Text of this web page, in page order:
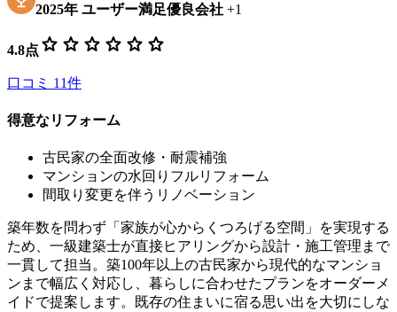
2025年 ユーザー満足優良会社 +1
4.8点 star star star star star star
口コミ 11件
得意なリフォーム
古民家の全面改修・耐震補強
マンションの水回りフルリフォーム
間取り変更を伴うリノベーション
築年数を問わず「家族が心からくつろげる空間」を実現する
ため、一級建築士が直接ヒアリングから設計・施工管理まで
一貫して担当。築100年以上の古民家から現代的なマンショ
ンまで幅広く対応し、暮らしに合わせたプランをオーダーメ
イドで提案します。既存の住まいに宿る思い出を大切にしな